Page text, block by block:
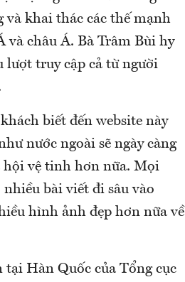
khai thác các thế mạnh
và châu Á. Bà Trâm Bùi hy
lượt truy cập cả từ người
biết đến website này
nước ngoài sẽ ngày càng
hội vệ tinh hơn nữa. Mọi
bài viết đi sâu vào
hình ảnh đẹp hơn nữa về
Hàn Quốc của Tổng cục